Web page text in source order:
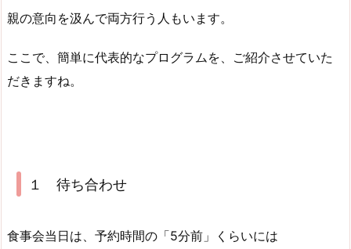
親の意向を汲んで両方行う人もいます。
ここで、簡単に代表的なプログラムを、ご紹介させていた
だきますね。
１ 待ち合わせ
食事会当日は、予約時間の「5分前」くらいには